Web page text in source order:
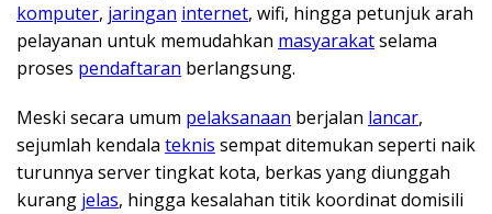
komputer, jaringan internet, wifi, hingga petunjuk arah
pelayanan untuk memudahkan masyarakatselama
proses pendaftaran berlangsung.
Meski secara umum pelaksanaan berjalan lancar,
sejumlah kendala teknis sempat ditemukan seperti naik
turunnya server tingkat kota, berkas yang diunggah
kurang jelas, hingga kesalahan titik koordinat domisili